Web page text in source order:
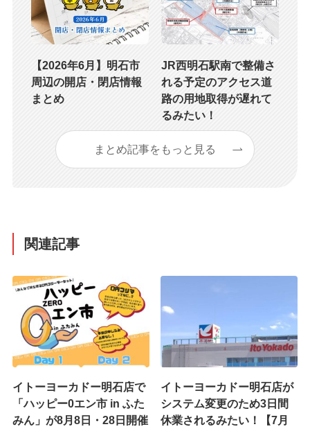
【2026年6月】明石市
周辺の開店・閉店情報
まとめ
JR西明石駅南で整備さ
れる予定のアクセス道
路の用地取得が遅れて
るみたい！
まとめ記事をもっと見る
関連記事
イトーヨーカドー明石店で
「ハッピー0エン市 in ふた
みん」が8月8日・28日開催
イトーヨーカドー明石店が
システム変更のため3日間
休業されるみたい！【7月